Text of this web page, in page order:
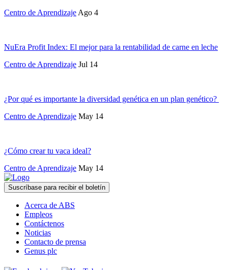
Centro de Aprendizaje Ago 4
NuEra Profit Index: El mejor para la rentabilidad de carne en leche
Centro de Aprendizaje Jul 14
¿Por qué es importante la diversidad genética en un plan genético?
Centro de Aprendizaje May 14
¿Cómo crear tu vaca ideal?
Centro de Aprendizaje May 14
Suscríbase para recibir el boletín
Acerca de ABS
Empleos
Contáctenos
Noticias
Contacto de prensa
Genus plc